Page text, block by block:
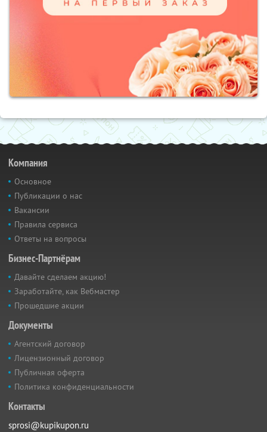
Компания
Основное
Публикации о нас
Вакансии
Правила сервиса
Ответы на вопросы
Бизнес-Партнёрам
Давайте сделаем акцию!
Заработайте, как Вебмастер
Прошедшие акции
Документы
Агентский договор
Лицензионный договор
Публичная оферта
Политика конфиденциальности
Контакты
sprosi@kupikupon.ru